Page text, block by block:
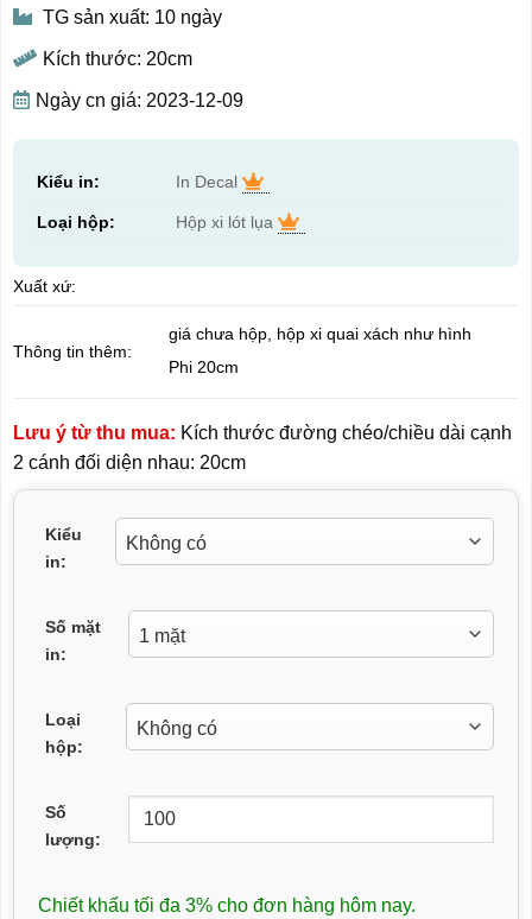
TG sản xuất: 10 ngày
Kích thước: 20cm
Ngày cn giá: 2023-12-09
Kiểu in: In Decal
Loại hộp: Hộp xi lót lụa
Xuất xứ:
Thông tin thêm:
giá chưa hộp, hộp xi quai xách như hình
Phi 20cm
Lưu ý từ thu mua: Kích thước đường chéo/chiều dài cạnh
2 cánh đối diện nhau: 20cm
Kiểu
in:
Số mặt
in:
Loại
hộp:
Số
lượng:
Chiết khấu tối đa 3% cho đơn hàng hôm nay.